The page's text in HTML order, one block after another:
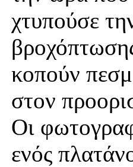
χτυπούσε
κοπούν
στον
Οι
ενός